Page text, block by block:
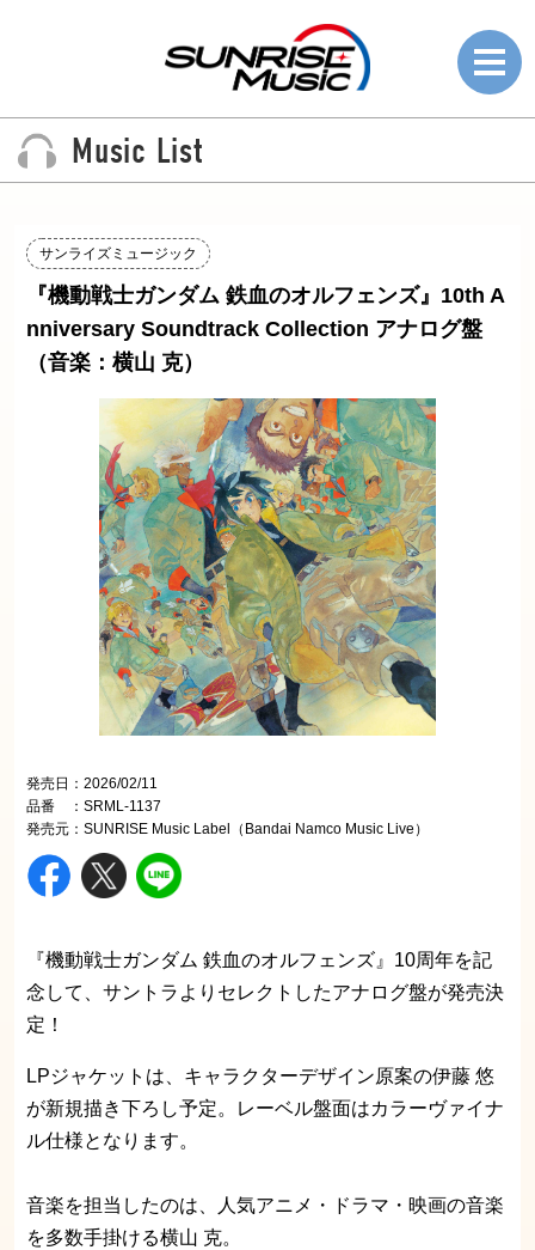
ニュース
Music List
ミュージックリスト
楽曲使用については
こちらから
Music List
サンライズミュージック
発売日：2026/02/11
品番 ：SRML-1137
発売元：SUNRISE Music Label（Bandai Namco Music Live）
『機動戦士ガンダム 鉄血のオルフェンズ』10th A
nniversary Soundtrack Collection アナログ盤
（音楽：横山 克）
『機動戦士ガンダム 鉄血のオルフェンズ』10周年を記
念して、サントラよりセレクトしたアナログ盤が発売決
定！
LPジャケットは、キャラクターデザイン原案の伊藤 悠
が新規描き下ろし予定。レーベル盤面はカラーヴァイナ
ル仕様となります。
音楽を担当したのは、人気アニメ・ドラマ・映画の音楽
を多数手掛ける横山 克。